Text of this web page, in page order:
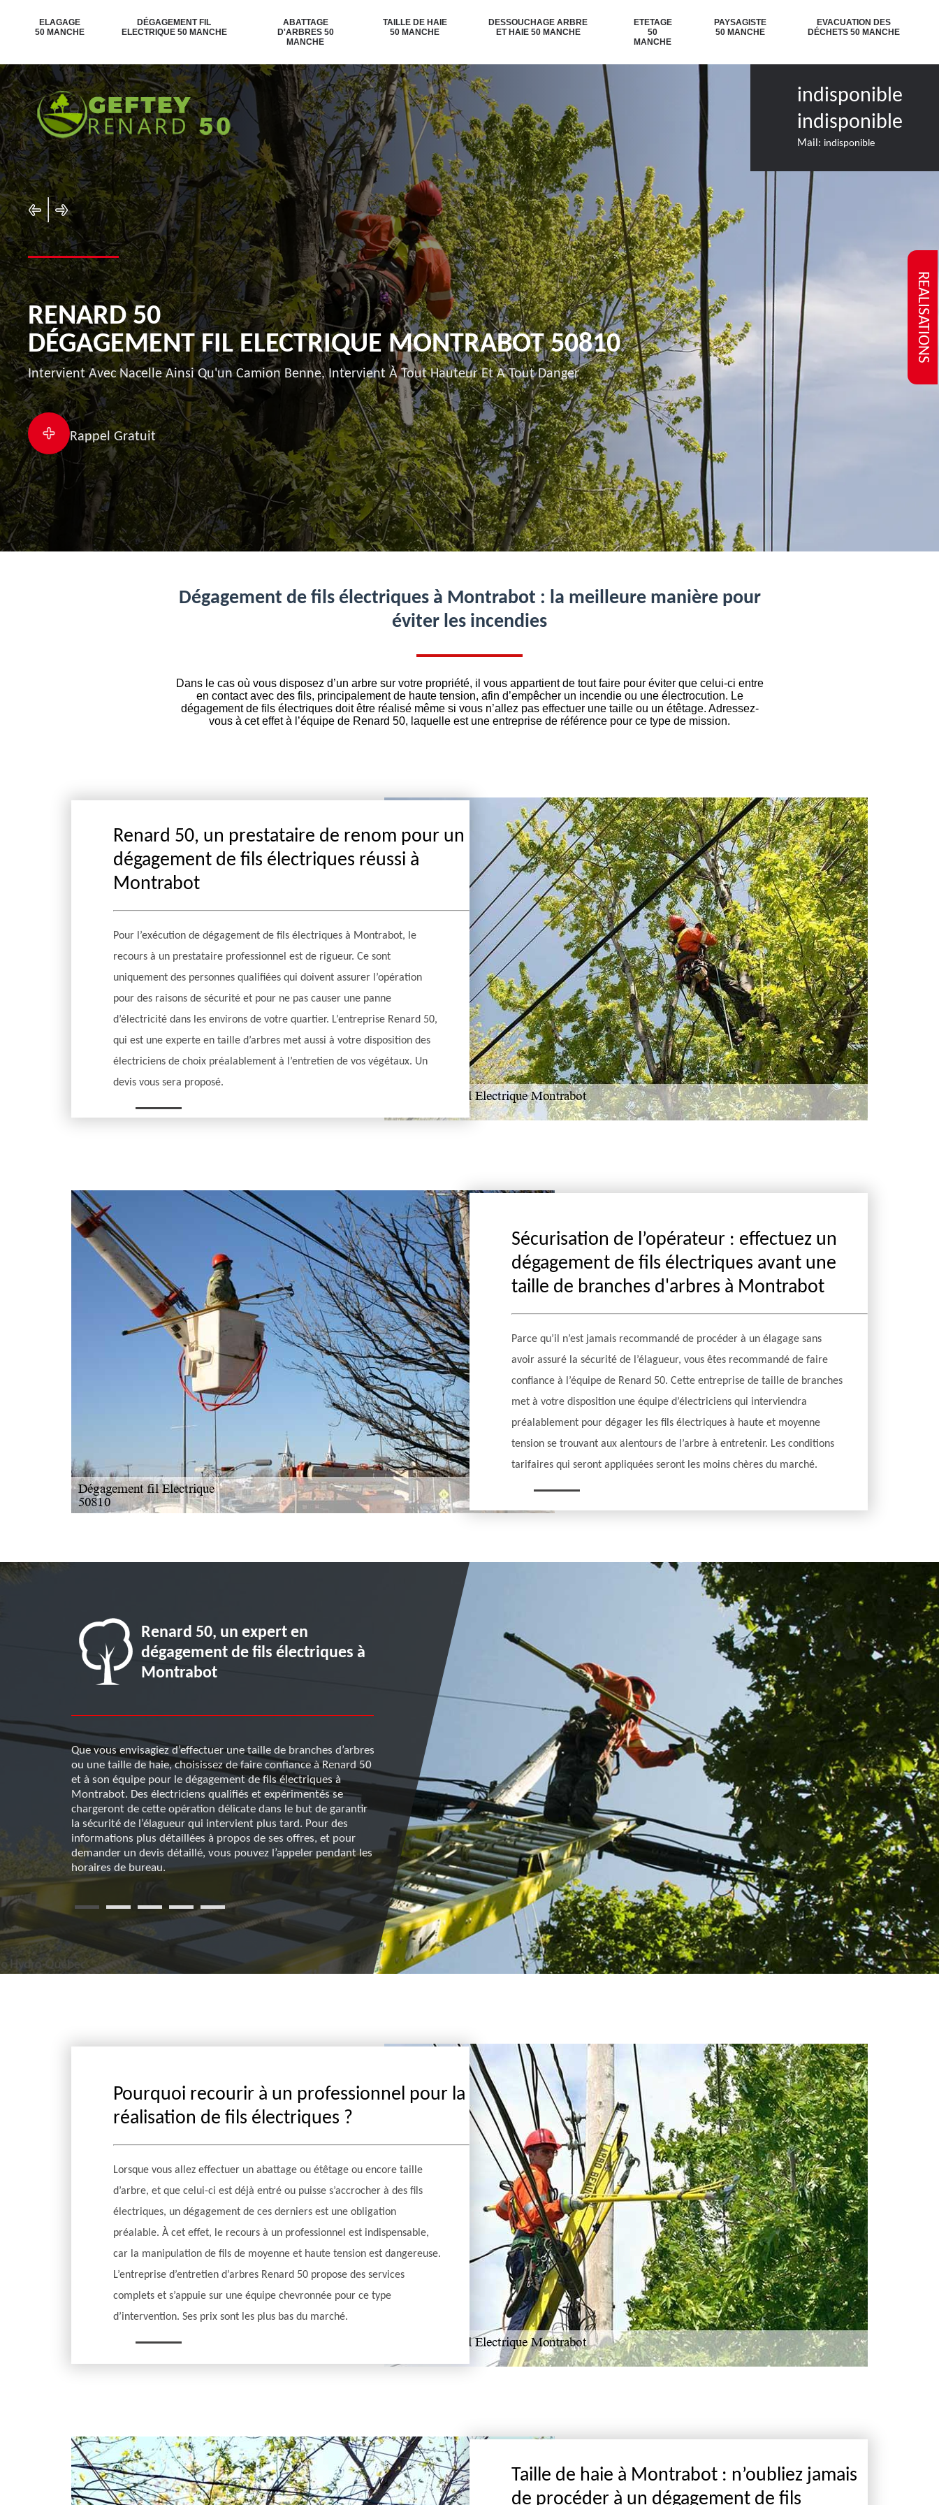
REALISATIONS
ELAGAGE
50 MANCHE
DÉGAGEMENT FIL
ELECTRIQUE 50 MANCHE
ABATTAGE
D'ARBRES 50
MANCHE
TAILLE DE HAIE
50 MANCHE
DESSOUCHAGE ARBRE
ET HAIE 50 MANCHE
ETETAGE
50
MANCHE
PAYSAGISTE
50 MANCHE
EVACUATION DES
DÉCHETS 50 MANCHE
indisponible
indisponible
Mail: indisponible
RENARD 50
DÉGAGEMENT FIL ELECTRIQUE MONTRABOT 50810
Intervient Avec Nacelle Ainsi Qu'un Camion Benne, Intervient À Tout Hauteur Et A Tout Danger
Rappel Gratuit
Dégagement de fils électriques à Montrabot : la meilleure manière pour
éviter les incendies
Dans le cas où vous disposez d’un arbre sur votre propriété, il vous appartient de tout faire pour éviter que celui-ci entre
en contact avec des fils, principalement de haute tension, afin d’empêcher un incendie ou une électrocution. Le
dégagement de fils électriques doit être réalisé même si vous n’allez pas effectuer une taille ou un étêtage. Adressez-
vous à cet effet à l’équipe de Renard 50, laquelle est une entreprise de référence pour ce type de mission.
Renard 50, un prestataire de renom pour un
dégagement de fils électriques réussi à
Montrabot
Pour l’exécution de dégagement de fils électriques à Montrabot, le
recours à un prestataire professionnel est de rigueur. Ce sont
uniquement des personnes qualifiées qui doivent assurer l’opération
pour des raisons de sécurité et pour ne pas causer une panne
d’électricité dans les environs de votre quartier. L’entreprise Renard 50,
qui est une experte en taille d’arbres met aussi à votre disposition des
électriciens de choix préalablement à l’entretien de vos végétaux. Un
devis vous sera proposé.
Sécurisation de l’opérateur : effectuez un
dégagement de fils électriques avant une
taille de branches d'arbres à Montrabot
Parce qu’il n’est jamais recommandé de procéder à un élagage sans
avoir assuré la sécurité de l’élagueur, vous êtes recommandé de faire
confiance à l’équipe de Renard 50. Cette entreprise de taille de branches
met à votre disposition une équipe d’électriciens qui interviendra
préalablement pour dégager les fils électriques à haute et moyenne
tension se trouvant aux alentours de l’arbre à entretenir. Les conditions
tarifaires qui seront appliquées seront les moins chères du marché.
ou se
vous sera
Renard 50, un expert en
dégagement de fils électriques à
Montrabot
Que vous envisagiez d’effectuer une taille de branches d’arbres
ou une taille de haie, choisissez de faire confiance à Renard 50
et à son équipe pour le dégagement de fils électriques à
Montrabot. Des électriciens qualifiés et expérimentés se
chargeront de cette opération délicate dans le but de garantir
la sécurité de l’élagueur qui intervient plus tard. Pour des
informations plus détaillées à propos de ses offres, et pour
demander un devis détaillé, vous pouvez l’appeler pendant les
horaires de bureau.
Sécurisation avant élagage
d’arbre : faites appel à Renard 50
pour le dégagement de fils
électriques à Montrabot
L’équipe de l’entreprise d’entretien d’arbres et de haies Renard
50 est composée d’éléments polyvalents, mais aussi de
plusieurs corps de métiers, dont des électriciens. Ces derniers
sont disponibles et interviennent avant les coupes de
branches pour un dégagement de fils électriques. Vous pouvez
aussi l’appeler préalablement à une taille de haie. Des
élagueurs professionnels interviendront ensuite en toute
sécurité. Pour en savoir plus à propos de ses offres, vous
pouvez l’appeler pendant les heures de bureau.
Dégagement de fils
Montrabot : ce que vous
absolument comprendre
Le dégagement de fils électriques est obligatoire
coupe ou taille de branches d’arbres, mais aussi
préalablement à un abattage. Sa réalisation rentre
souci de protection des biens et personnes se situant
proximité. Sa mise en œuvre demande l’intervention
spécialiste, et le professionnel Renard 50 à
propose son savoir-faire à des prix qui sont les moins
marché. Vous pouvez obtenir un devis détaillé en
pendant les horaires de bureau.
Pourquoi recourir à un professionnel pour la
réalisation de fils électriques ?
Lorsque vous allez effectuer un abattage ou étêtage ou encore taille
d’arbre, et que celui-ci est déjà entré ou puisse s’accrocher à des fils
électriques, un dégagement de ces derniers est une obligation
préalable. À cet effet, le recours à un professionnel est indispensable,
car la manipulation de fils de moyenne et haute tension est dangereuse.
L’entreprise d’entretien d’arbres Renard 50 propose des services
complets et s’appuie sur une équipe chevronnée pour ce type
d’intervention. Ses prix sont les plus bas du marché.
Taille de haie à Montrabot : n’oubliez jamais
de procéder à un dégagement de fils